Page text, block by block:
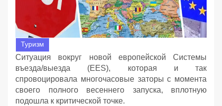
Туризм
Ситуация вокруг новой европейской Системы
въезда/выезда (EES), которая и так
спровоцировала многочасовые заторы с момента
своего полного весеннего запуска, вплотную
подошла к критической точке.